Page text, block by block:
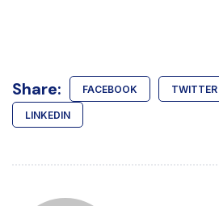
Share: FACEBOOK TWITTER
LINKEDIN